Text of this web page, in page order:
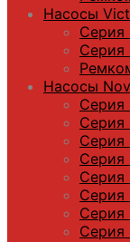
Насосы
Серия
Серия
Насосы
Серия
Серия
Серия
Серия
Серия
Серия
Серия
Серия